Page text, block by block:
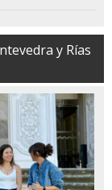
y Rías